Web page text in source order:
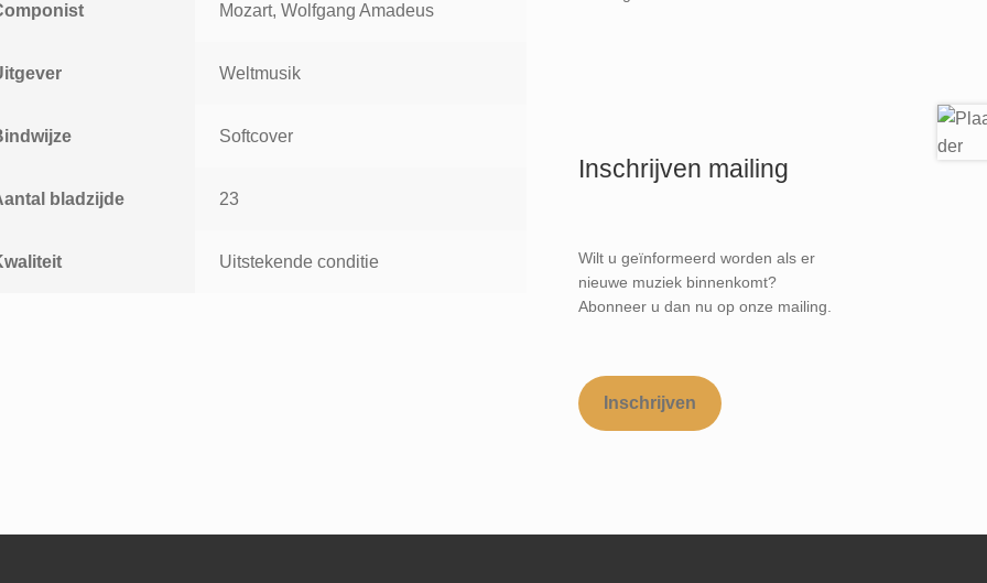
Mozart, Wolfgang Amadeus
Weltmusik
Softcover
bladzijde 23
Uitstekende conditie
Inschrijven mailing
Wilt u geïnformeerd worden als er
nieuwe muziek binnenkomt?
Abonneer u dan nu op onze mailing.
Inschrijven